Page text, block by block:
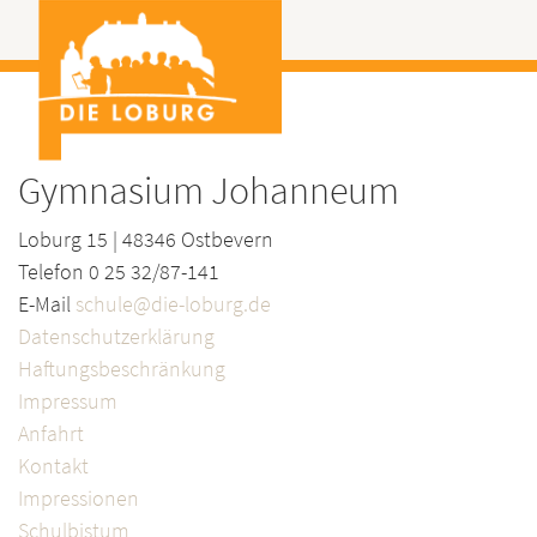
Gymnasium Johanneum
Loburg 15 | 48346 Ostbevern
Telefon 0 25 32/87-141
E-Mail schule@die-loburg.de
Datenschutzerklärung
Haftungsbeschränkung
Impressum
Anfahrt
Kontakt
Impressionen
Schulbistum